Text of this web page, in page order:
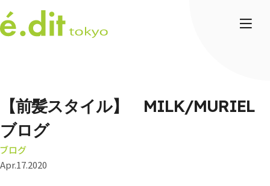
【前髪スタイル】 MILK/MURIEL
ブログ
ブログ
Apr.17.2020